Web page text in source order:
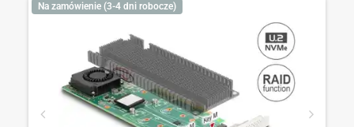
Na zamówienie (3-4 dni robocze)